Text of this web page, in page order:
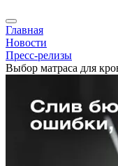
Главная
Новости
Пресс-релизы
Выбор матраса для